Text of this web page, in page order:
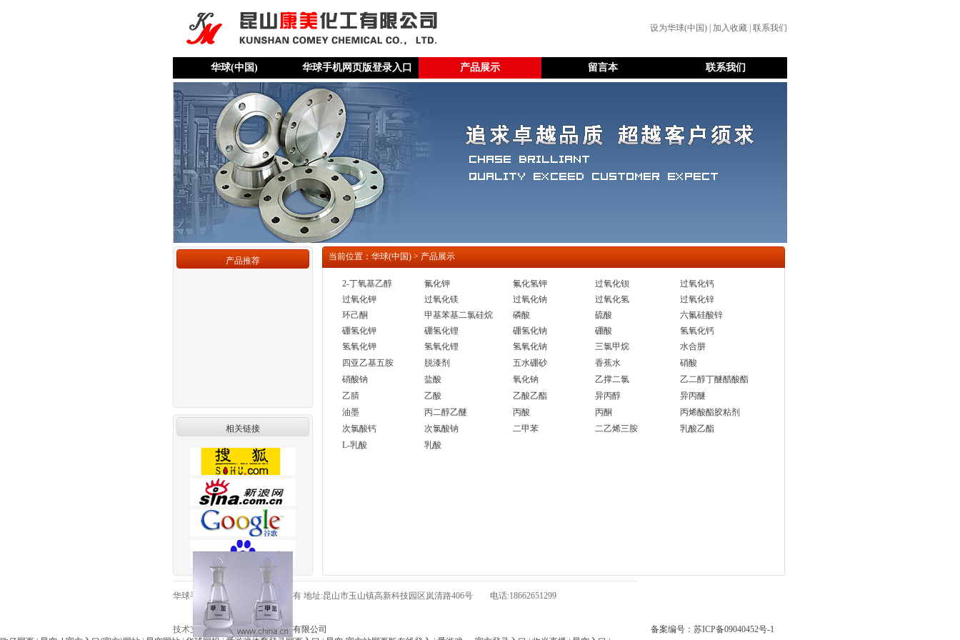
设为华球(中国) | 加入收藏 | 联系我们
华球(中国) 华球手机网页版登录入口 产品展示 留言本 联系我们
产品推荐
相关链接
当前位置：华球(中国) > 产品展示
2-丁氧基乙醇 氟化钾 氟化氢钾 过氧化钡
过氧化钙
过氧化钾
过氧化镁 过氧化钠 过氧化氢
过氧化锌
环己酮
甲基苯基二氯硅烷 磷酸 硫酸
六氟硅酸锌
硼氢化钾
硼氢化锂 硼氢化钠 硼酸
氢氧化钙
氢氧化钾
氢氧化锂 氢氧化钠 三氯甲烷
水合肼
四亚乙基五胺
脱漆剂 五水硼砂 香蕉水
硝酸
硝酸钠
盐酸 氧化钠 乙撑二氯
乙二醇丁醚醋酸酯
乙腈
乙酸 乙酸乙酯 异丙醇
异丙醚
油墨
丙二醇乙醚 丙酸 丙酮
丙烯酸酯胶粘剂
次氯酸钙
次氯酸钠 二甲苯 二乙烯三胺
乳酸乙酯
L-乳酸
乳酸
华球手机网页版登录入口版权所有 地址:昆山市玉山镇高新科技园区岚清路406号 电话:18662651299
技术支持：江苏仕德伟网络科技有限公司
备案编号：苏ICP备09040452号-1